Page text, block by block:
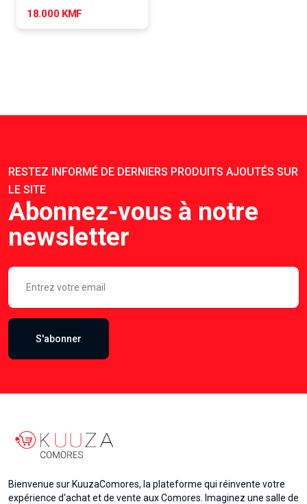
18.000 KMF
RESTEZ INFORMÉ DE DERNIERS PRODUITS AJOUTÉS SUR
LE SITE
Abonnez-vous à notre
newsletter
S'abonner
Bienvenue sur KuuzaComores, la plateforme qui réinvente votre
expérience d'achat et de vente aux Comores. Imaginez une salle de